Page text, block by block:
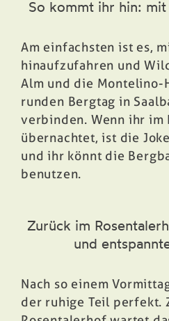
So kommt ihr hin: mit
Am einfachsten ist es,
hinaufzufahren und
Alm und die Montelino-
runden Bergtag in
verbinden. Wenn ihr im
übernachtet, ist die
und ihr könnt die
benutzen.
Zurück im
und
Nach so einem
der ruhige Teil perfekt.